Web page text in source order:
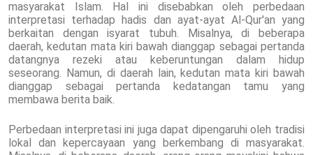
masyarakat Islam. Hal ini disebabkan oleh perbedaan
interpretasi terhadap hadis dan ayat-ayat Al-Qur'an yang
berkaitan dengan isyarat tubuh. Misalnya, di beberapa
daerah, kedutan mata kiri bawah dianggap sebagai pertanda
datangnya rezeki atau keberuntungan dalam hidup
seseorang. Namun, di daerah lain, kedutan mata kiri bawah
dianggap sebagai pertanda kedatangan tamu yang
membawa berita baik.
Perbedaan interpretasi ini juga dapat dipengaruhi oleh tradisi
lokal dan kepercayaan yang berkembang di masyarakat.